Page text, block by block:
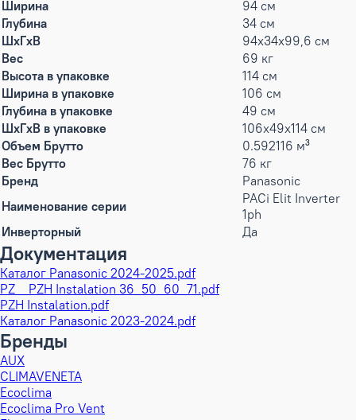
Ширина
94 см
Глубина
34 см
ШxГxВ
94x34x99,6 см
Вес
69 кг
Высота в упаковке
114 см
Ширина в упаковке
106 см
Глубина в упаковке
49 см
ШxГxВ в упаковке
106x49x114 см
Объем Брутто
0.592116 м³
Вес Брутто
76 кг
Бренд
Panasonic
Наименование серии
PACi Elit Inverter
1ph
Инверторный
Да
Документация
Каталог Panasonic 2024-2025.pdf
PZ _ PZH Instalation 36_50_60_71.pdf
PZH Instalation.pdf
Каталог Panasonic 2023-2024.pdf
Бренды
AUX
CLIMAVENETA
Ecoclima
Ecoclima Pro Vent